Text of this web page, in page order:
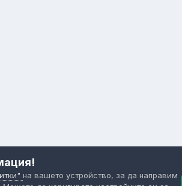
на вашето устройство, за да направим